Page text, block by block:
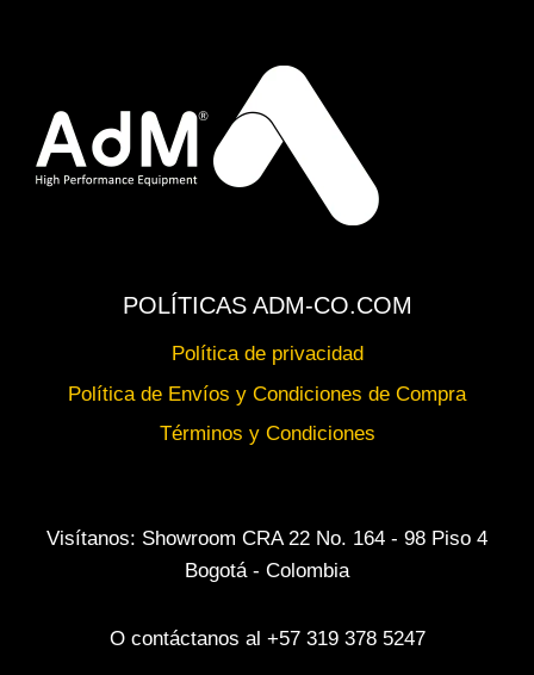
POLÍTICAS ADM-CO.COM
Política de privacidad
Política de Envíos y Condiciones de Compra
Términos y Condiciones
Visítanos: Showroom CRA 22 No. 164 - 98 Piso 4
Bogotá - Colombia
O contáctanos al +57 319 378 5247